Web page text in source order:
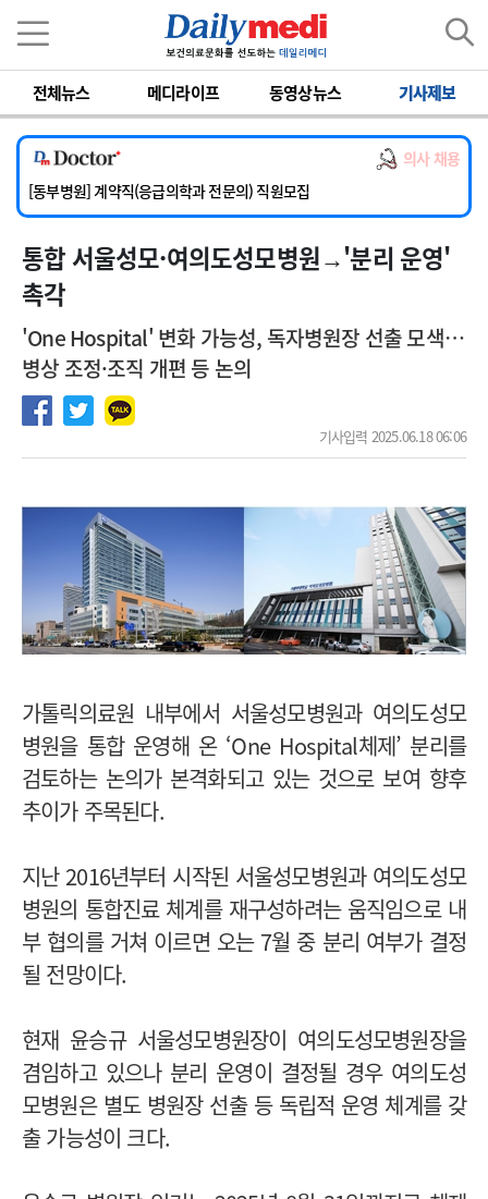
전체뉴스 메디라이프 동영상뉴스 기사제보
의사 채용
[서울아산병원] 2026년 하반기 인턴 모집
[충남대학교병원] 소아청소년과(소아응급전담) 계약직 의사 공개채용
[동부병원] 계약직(응급의학과 전문의) 직원모집
[이대목동병원] 하반기 전공의(레지던트1년차) 모집
[서울아산병원] 2026년 하반기 인턴 모집
[영남대학교의료원] 마취통증의학과 임기제 임상의사 채용
통합 서울성모·여의도성모병원→'분리 운영'
촉각
'One Hospital' 변화 가능성, 독자병원장 선출 모색…
병상 조정·조직 개편 등 논의
기사입력 2025.06.18 06:06
가톨릭의료원 내부에서 서울성모병원과 여의도성모
병원을 통합 운영해 온 ‘One Hospital체제’ 분리를
검토하는 논의가 본격화되고 있는 것으로 보여 향후
추이가 주목된다.
지난 2016년부터 시작된 서울성모병원과 여의도성모
병원의 통합진료 체계를 재구성하려는 움직임으로 내
부 협의를 거쳐 이르면 오는 7월 중 분리 여부가 결정
될 전망이다.
현재 윤승규 서울성모병원장이 여의도성모병원장을
겸임하고 있으나 분리 운영이 결정될 경우 여의도성
모병원은 별도 병원장 선출 등 독립적 운영 체계를 갖
출 가능성이 크다.